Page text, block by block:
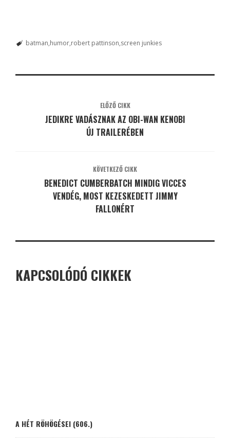
batman humor robert pattinson screen junkies
ELŐZŐ CIKK
JEDIKRE VADÁSZNAK AZ OBI-WAN KENOBI
ÚJ TRAILERÉBEN
KÖVETKEZŐ CIKK
BENEDICT CUMBERBATCH MINDIG VICCES
VENDÉG, MOST KEZESKEDETT JIMMY
FALLONÉRT
KAPCSOLÓDÓ CIKKEK
A HÉT RÖHÖGÉSEI (606.)